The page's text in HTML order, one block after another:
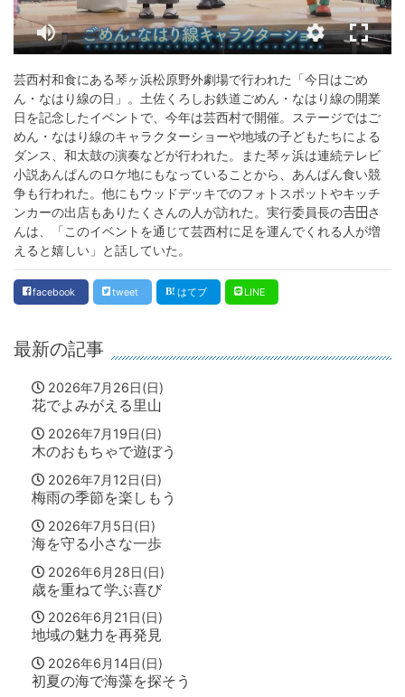
芸西村和食にある琴ヶ浜松原野外劇場で行われた「今日はごめ
ん・なはり線の日」。土佐くろしお鉄道ごめん・なはり線の開業
日を記念したイベントで、今年は芸西村で開催。ステージではご
めん・なはり線のキャラクターショーや地域の子どもたちによる
ダンス、和太鼓の演奏などが行われた。また琴ヶ浜は連続テレビ
小説あんぱんのロケ地にもなっていることから、あんぱん食い競
争も行われた。他にもウッドデッキでのフォトスポットやキッチ
ンカーの出店もありたくさんの人が訪れた。実行委員長の𠮷田さ
んは、「このイベントを通じて芸西村に足を運んでくれる人が増
えると嬉しい」と話していた。
facebook tweet はてブ LINE
最新の記事
2026年7月26日(日)
花でよみがえる里山
2026年7月19日(日)
木のおもちゃで遊ぼう
2026年7月12日(日)
梅雨の季節を楽しもう
2026年7月5日(日)
海を守る小さな一歩
2026年6月28日(日)
歳を重ねて学ぶ喜び
2026年6月21日(日)
地域の魅力を再発見
2026年6月14日(日)
初夏の海で海藻を探そう